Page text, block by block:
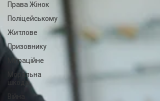
Права Жінок
Поліцейському
Житлове
Призовнику
Міграційне
Моральна
шкода
Війна